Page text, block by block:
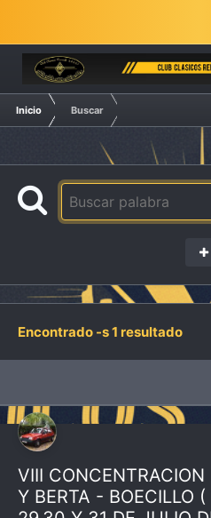
Inicio Buscar
Encontrado -s 1 resultado
VIII
Y BERTA - BOECILLO